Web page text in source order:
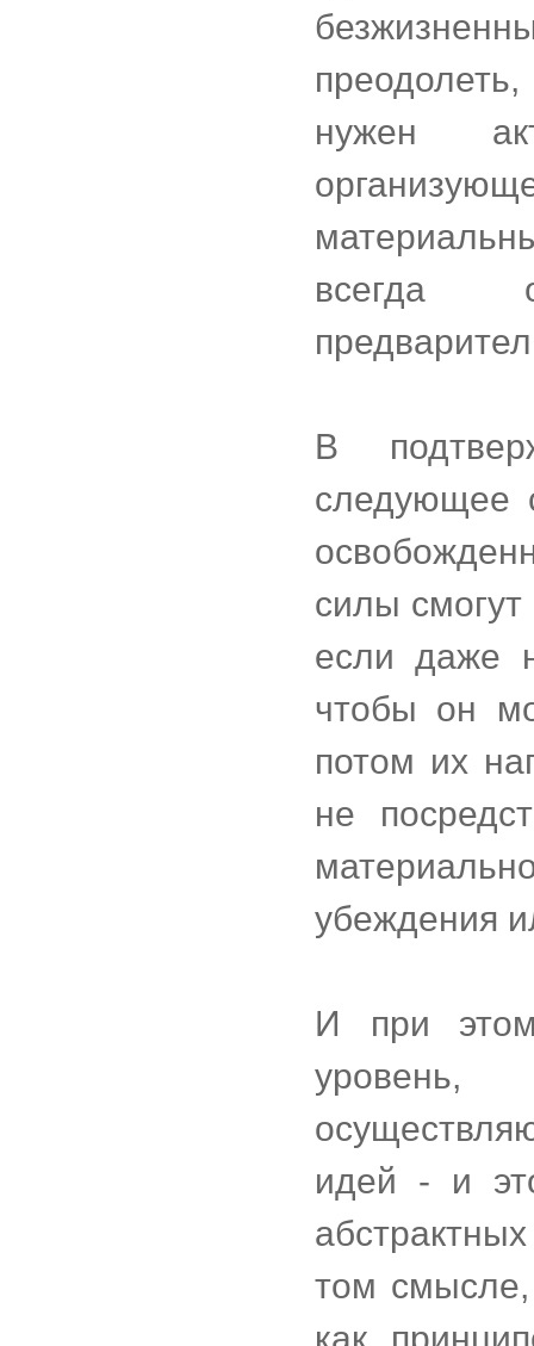
нужен
всегда
В
следующее
силы смогут
если даже
чтобы он
потом их
не
убеждения
И при
уровень,
идей - и
том